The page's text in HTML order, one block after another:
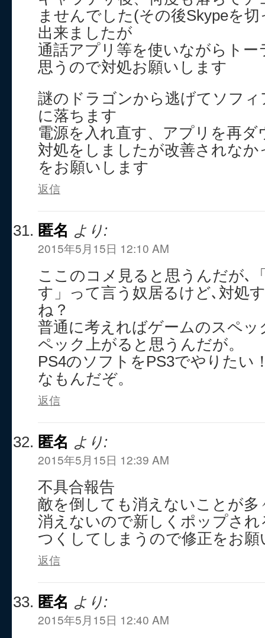
ませんでした(その後Skypeを
出来ましたが
通話アプリ等を使いながらト
思うので対処お願いします
謎のドラゴンから逃げてソフ
に落ちます
電源を入れ直す、アプリを再
対処をしましたが改善されな
をお願いします
返信
匿名 より:
2015年5月15日 12:10 AM
ここのコメ見ると思うんだが､
す」って言う奴居るけど､対処
ね？
普通に考えればゲームのスペ
ペック上がると思うんだが。
PS4のソフトをPS3でやりたい
なもんだぞ。
返信
匿名 より:
2015年5月15日 12:39 AM
不具合報告
敵を倒しても消えないことが多
消えないので新しくポップさ
つくしてしまうので修正をお
返信
匿名 より:
2015年5月15日 12:40 AM